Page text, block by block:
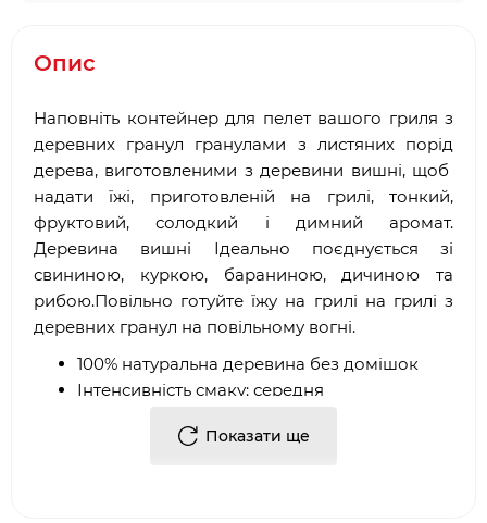
Опис
Наповніть контейнер для пелет вашого гриля з
деревних гранул гранулами з листяних порід
дерева, виготовленими з деревини вишні, щоб
надати їжі, приготовленій на грилі, тонкий,
фруктовий, солодкий і димний аромат.
Деревина вишні Ідеально поєднується зі
свининою, куркою, бараниною, дичиною та
рибою.Повільно готуйте їжу на грилі на грилі з
деревних гранул на повільному вогні.
100% натуральна деревина без домішок
Інтенсивність смаку: середня
солодкий і димнийПоказати ще